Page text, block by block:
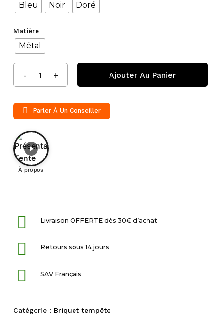
Bleu Noir Doré
Matière
Métal
Ajouter Au Panier
Parler À Un Conseiller
À propos
Livraison OFFERTE dès 30€ d’achat
Retours sous 14 jours
SAV Français
Catégorie : Briquet tempête